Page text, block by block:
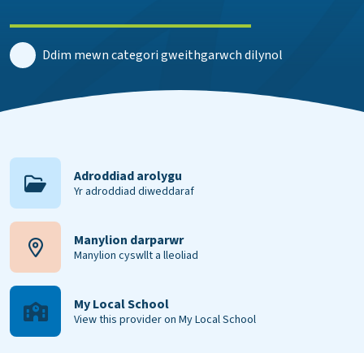
Ddim mewn categori gweithgarwch dilynol
Adroddiad arolygu
Yr adroddiad diweddaraf
Manylion darparwr
Manylion cyswllt a lleoliad
My Local School
View this provider on My Local School